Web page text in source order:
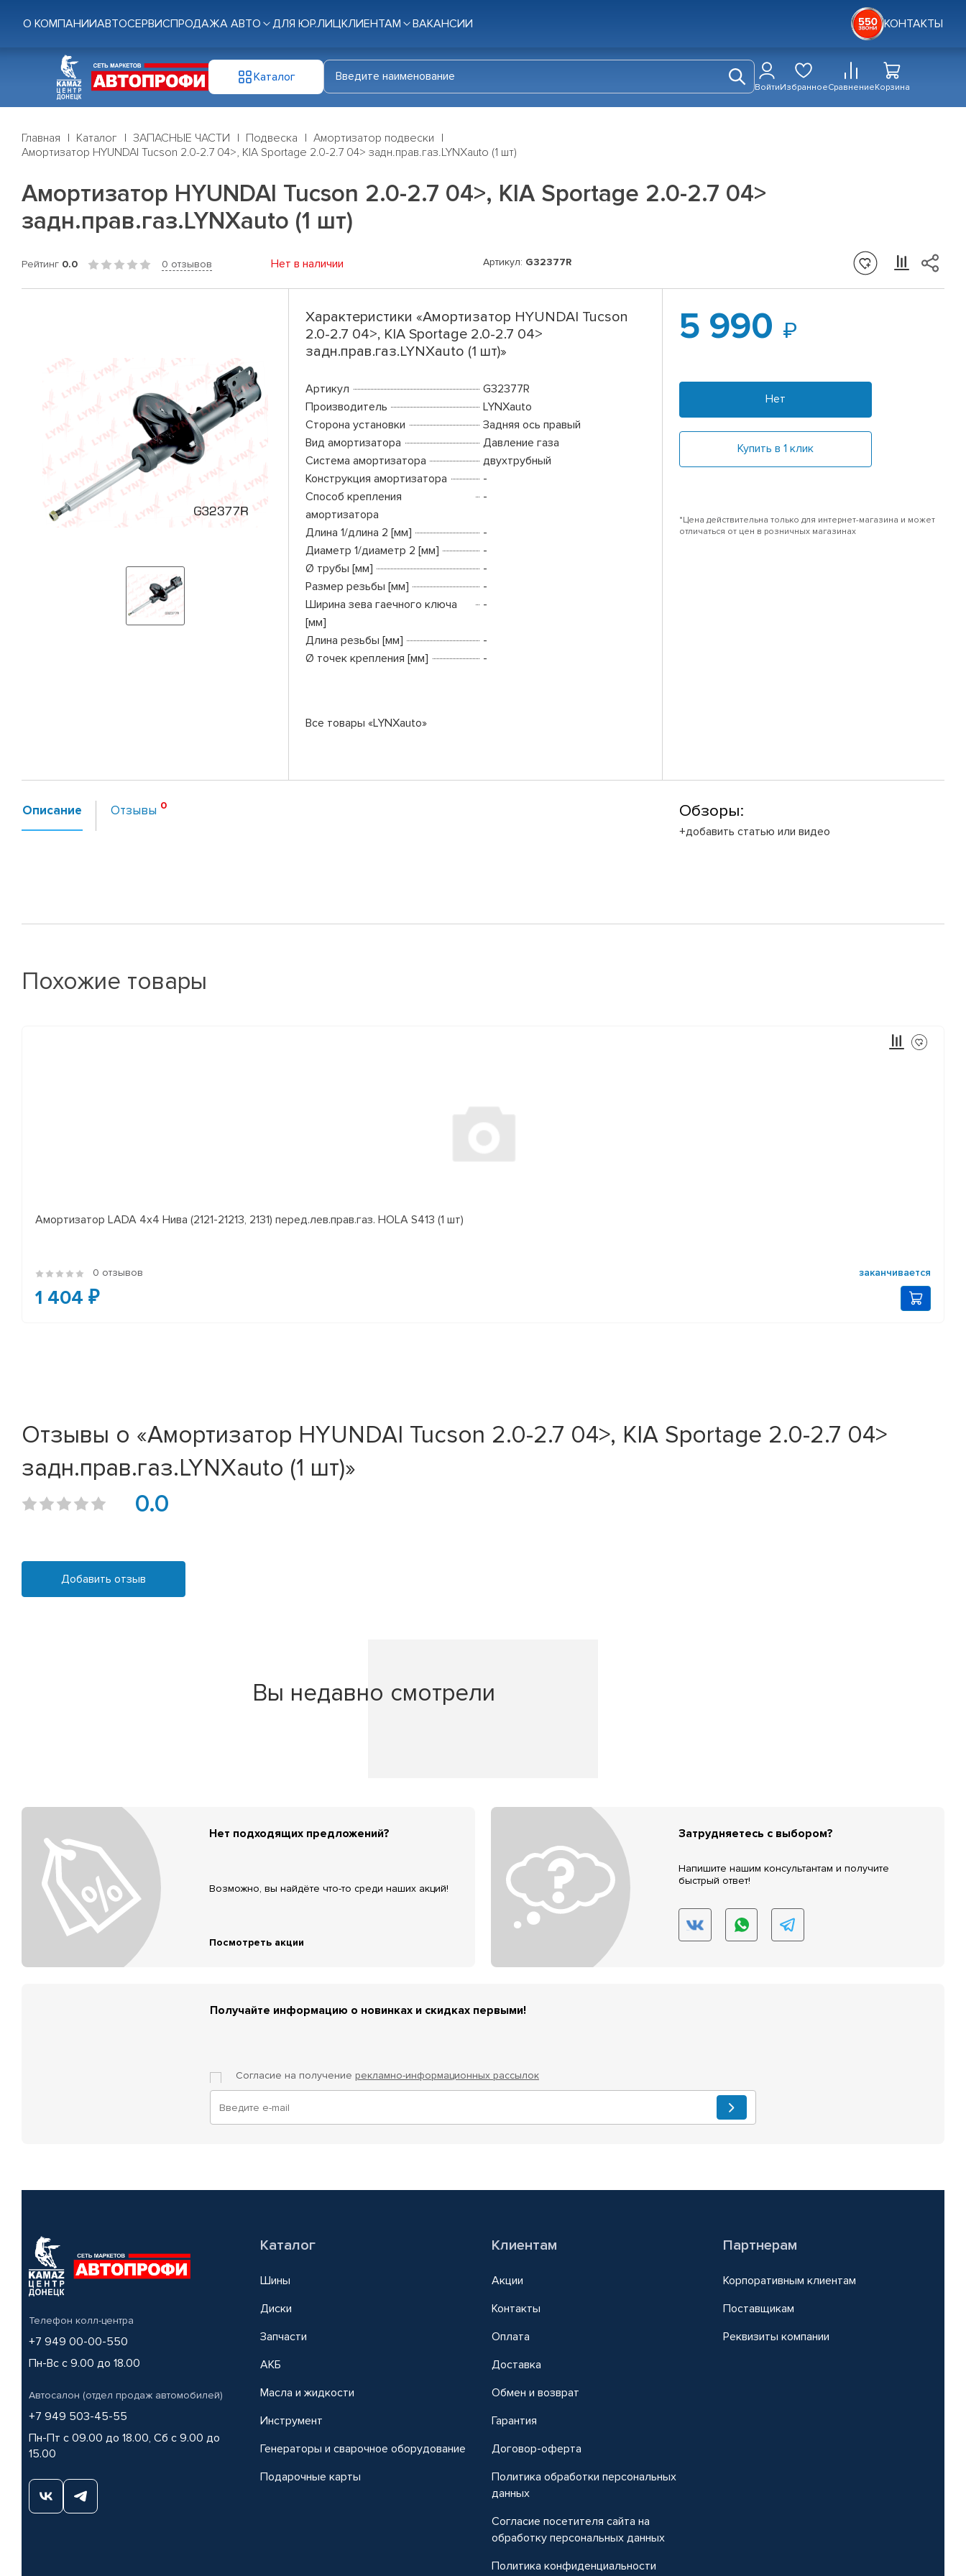
О КОМПАНИИАВТОСЕРВИСПРОДАЖА АВТО ДЛЯ ЮР.ЛИЦКЛИЕНТАМ ВАКАНСИИ КОНТАКТЫ
Каталог
ВойтиИзбранноеСравнениеКорзина
Главная Каталог ЗАПАСНЫЕ ЧАСТИ Подвеска
Амортизатор подвески
Амортизатор HYUNDAI Tucson 2.0-2.7 04>, KIA Sportage 2.0-2.7 04> задн.прав.газ.LYNXauto (1 шт)
Амортизатор HYUNDAI Tucson 2.0-2.7 04>, KIA Sportage 2.0-2.7 04>
задн.прав.газ.LYNXauto (1 шт)
Рейтинг 0.0 0 отзывов Нет в наличии Артикул: G32377R
Характеристики «Амортизатор HYUNDAI Tucson
2.0-2.7 04>, KIA Sportage 2.0-2.7 04>
задн.прав.газ.LYNXauto (1 шт)»
Артикул
G32377R
Производитель
LYNXauto
Сторона установки
Задняя ось правый
Вид амортизатора
Давление газа
Система амортизатора
двухтрубный
Конструкция амортизатора
-
Способ крепления
амортизатора
-
Длина 1/длина 2 [мм]
-
Диаметр 1/диаметр 2 [мм]
-
Ø трубы [мм]
-
Размер резьбы [мм]
-
Ширина зева гаечного ключа
[мм]
-
Длина резьбы [мм]
-
Ø точек крепления [мм]
-
Все товары «LYNXauto»
5 990
Нет
Купить в 1 клик
*Цена действительна только для интернет-магазина и может
отличаться от цен в розничных магазинах
Описание Отзывы Обзоры:
+добавить статью или видео
Похожие товары
Амортизатор LADA 4x4 Нива (2121-21213, 2131) перед.лев.прав.газ. HOLA S413 (1 шт)
0 отзывов заканчивается
1 404 ₽
Отзывы о «Амортизатор HYUNDAI Tucson 2.0-2.7 04>, KIA Sportage 2.0-2.7 04>
задн.прав.газ.LYNXauto (1 шт)»
0.0
Добавить отзыв
Вы недавно смотрели
Нет подходящих предложений?
Возможно, вы найдёте что-то среди наших акций!
Посмотреть акции
Затрудняетесь с выбором?
Напишите нашим консультантам и получите
быстрый ответ!
Получайте информацию о новинках и скидках первыми!
Согласие на получение рекламно-информационных рассылок
Телефон колл-центра
+7 949 00-00-550
Пн-Вс с 9.00 до 18.00
Автосалон (отдел продаж автомобилей)
+7 949 503-45-55
Пн-Пт с 09.00 до 18.00, Сб с 9.00 до
15.00
Каталог
Шины
Диски
Запчасти
АКБ
Масла и жидкости
Инструмент
Генераторы и сварочное оборудование
Подарочные карты
Клиентам
Акции
Контакты
Оплата
Доставка
Обмен и возврат
Гарантия
Договор-оферта
Политика обработки персональных
данных
Согласие посетителя сайта на
обработку персональных данных
Политика конфиденциальности
Партнерам
Корпоративным клиентам
Поставщикам
Реквизиты компании